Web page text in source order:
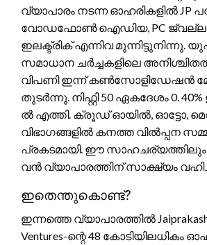
വ്യാപാരം നടന്ന ഓഹരികളിൽ JP
വോഡഫോൺ ഐഡിയ, PC
ഇലക്ട്രിക് എന്നിവ
സമാധാന ചർച്ചകളിലെ
വിപണി ഇന്ന് കൺസോളിഡേഷൻ
തുടർന്നു. നിഫ്റ്റി 50 ഏകദേശം 0.
ൽ എത്തി. ക്രൂഡ് ഓയിൽ, ഓട്ടോ,
വിഭാഗങ്ങളിൽ കനത്ത വിൽപ്പന
പ്രകടമായി. ഈ
വൻ വ്യാപാരത്തിന് സാക്ഷ്യം
ഇതെന്തുകൊണ്ട്?
ഇന്നത്തെ വ്യാപാരത്തിൽ Jaiprakash
Ventures-ന്റെ 48 കോടിയിലധികം